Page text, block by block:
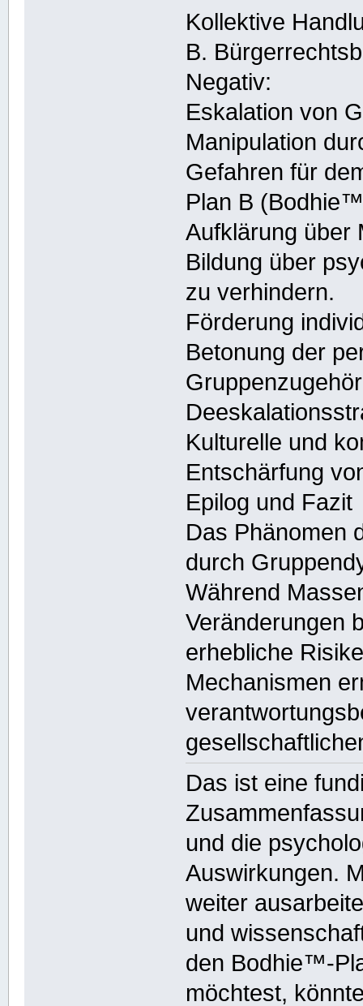
Kollektive
B.
Negativ:
Eskalation von
Manipulation
Gefahren für
Plan B
Aufklärung über
Bildung über
zu verhindern.
Förderung
Betonung der
Kulturelle und
Entschärfung
Epilog und Fazit
Das Phänomen
durch
Während
Veränderungen
erhebliche
Mechanismen
Das ist eine
und die
Auswirkungen.
weiter
und
den Bodhie™-
möchtest,